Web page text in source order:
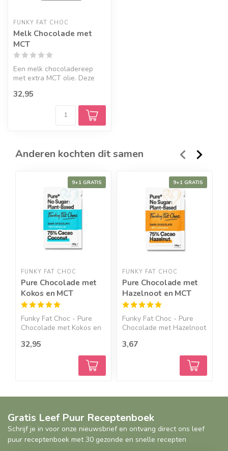
FUNKY FAT CHOC
Melk Chocolade met
MCT
Een melk chocoladereep
met extra MCT olie. Deze
past bi...
32,95
Anderen kochten dit samen
9+1 GRATIS
FUNKY FAT CHOC
Pure Chocolade met
Kokos en MCT
Funky Fat Choc - Pure
Chocolade met Kokos en
32,95
9+1 GRATIS
FUNKY FAT CHOC
Pure Chocolade met
Hazelnoot en MCT
Funky Fat Choc - Pure
Chocolade met Hazelnoot
3,67
Gratis Leef Puur Receptenboek
Schrijf je in voor onze nieuwsbrief en ontvang direct ons leef
puur receptenboek met 30 gezonde en snelle recepten